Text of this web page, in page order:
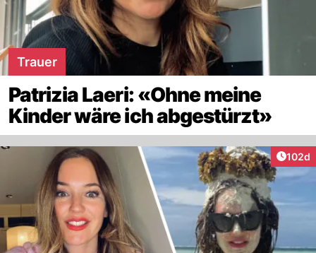
Trauer
Patrizia Laeri: «Ohne meine
Kinder wäre ich abgestürzt»
102d